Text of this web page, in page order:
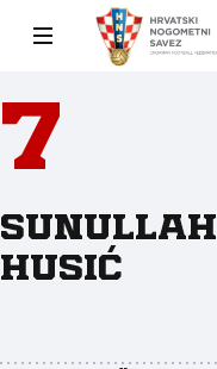
7
Sunullah
Husić